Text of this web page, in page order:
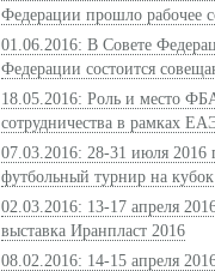
Федерации прошло рабочее
01.06.2016: В Совете
Федерации состоится
18.05.2016: Роль и место
сотрудничества в рамках
07.03.2016: 28-31 июля 2016
футбольный турнир на
02.03.2016: 13-17 апреля
выставка Иранпласт 2016
08.02.2016: 14-15 апреля